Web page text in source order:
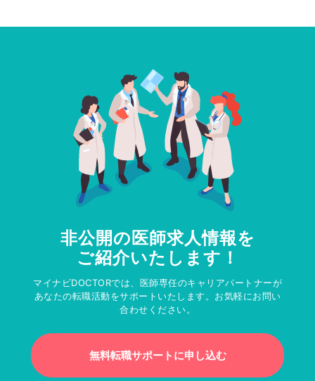
非公開の医師求人情報を
ご紹介いたします！
マイナビDOCTORでは、医師専任のキャリアパートナーが
あなたの転職活動をサポートいたします。お気軽にお問い
合わせください。
無料転職サポートに申し込む